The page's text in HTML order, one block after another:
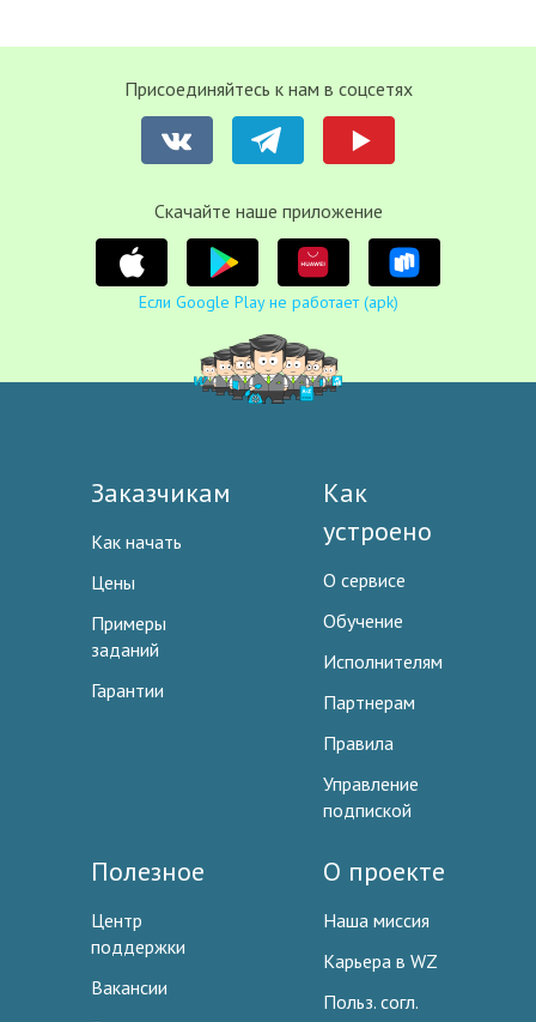
Присоединяйтесь к нам в соцсетях
Cкачайте наше приложение
Если Google Play не работает (apk)
Заказчикам
Как начать
Цены
Примеры
заданий
Гарантии
Как
устроено
О сервисе
Обучение
Исполнителям
Партнерам
Правила
Управление
подпиской
Полезное
Центр
поддержки
Вакансии
О проекте
Наша миссия
Карьера в WZ
Польз. согл.